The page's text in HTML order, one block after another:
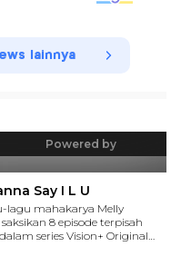
lainnya